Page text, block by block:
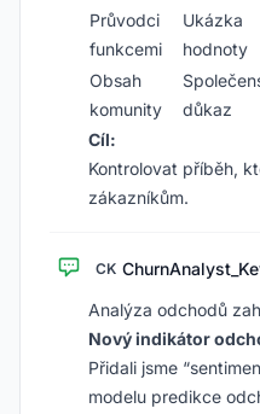
Průvodci
funkcemi
Ukázka
hodnoty
Obsah
komunity
důkaz
Cíl:
Kontrolovat příběh,
zákazníkům.
CK
Analýza odchodů
Nový indikátor
Přidali jsme
modelu predikce